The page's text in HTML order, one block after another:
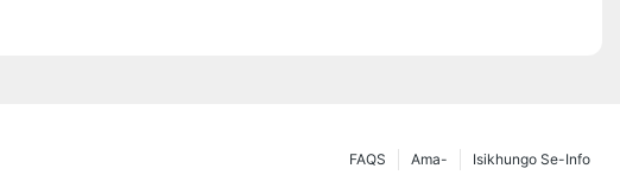
Isikhungo Se-Info
Ama-
FAQS